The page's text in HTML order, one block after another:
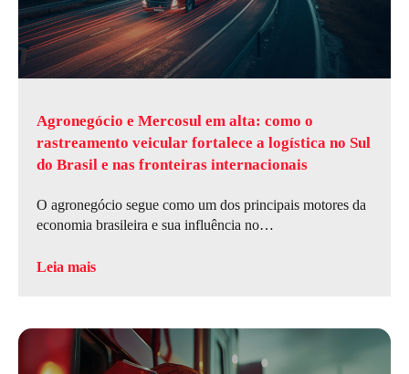
Agronegócio e Mercosul em alta: como o
rastreamento veicular fortalece a logística no Sul
do Brasil e nas fronteiras internacionais
O agronegócio segue como um dos principais motores da
economia brasileira e sua influência no…
Leia mais